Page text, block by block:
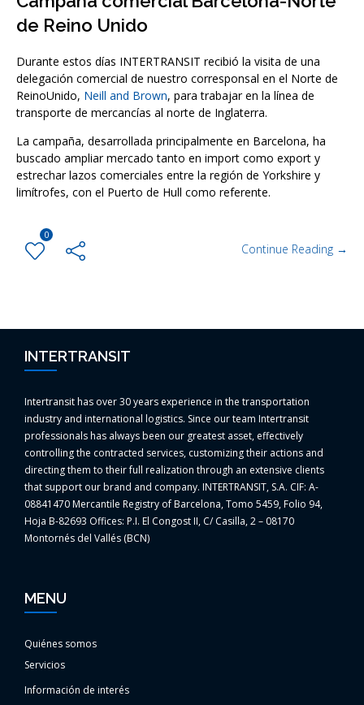
de Reino Unido
Durante estos días INTERTRANSIT recibió la visita de una
delegación comercial de nuestro corresponsal en el Norte de
ReinoUnido, Neill and Brown, para trabajar en la línea de
transporte de mercancías al norte de Inglaterra.
La campaña, desarrollada principalmente en Barcelona, ha
buscado ampliar mercado tanto en import como export y
estrechar lazos comerciales entre la región de Yorkshire y
limítrofes, con el Puerto de Hull como referente.
0
Continue Reading →
INTERTRANSIT
Intertransit has over 30 years experience in the transportation
industry and international logistics. Since our team Intertransit
professionals has always been our greatest asset, effectively
controlling the contracted services, customizing their actions and
directing them to their full realization through an extensive clients
that support our brand and company. INTERTRANSIT, S.A. CIF: A-
08841470 Mercantile Registry of Barcelona, Tomo 5459, Folio 94,
Hoja B-82693 Offices: P.I. El Congost II, C/ Casilla, 2 – 08170
Montornés del Vallés (BCN)
MENU
Quiénes somos
Servicios
Información de interés